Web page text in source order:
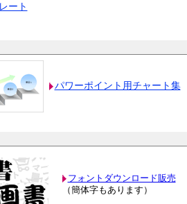
ート
パワーポイント用チャート集
フォントダウンロード販売
（簡体字もあります）